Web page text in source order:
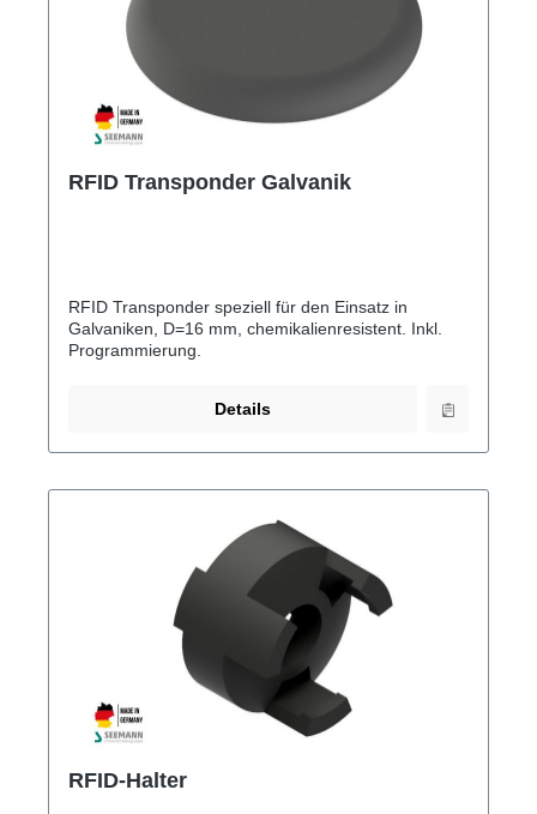
RFID Transponder Galvanik
RFID Transponder speziell für den Einsatz in
Galvaniken, D=16 mm, chemikalienresistent. Inkl.
Programmierung.
Details
RFID-Halter